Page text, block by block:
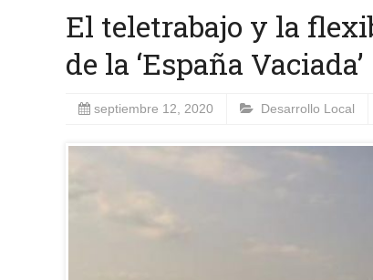
El teletrabajo y la
de la ‘España Vaciada’
septiembre 12, 2020 Desarrollo Local